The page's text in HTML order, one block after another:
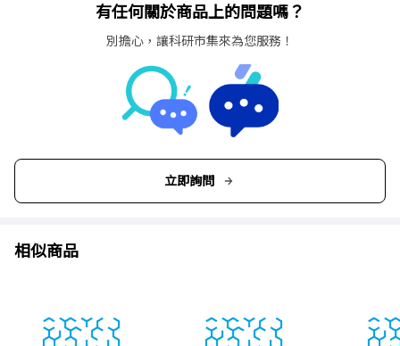
有任何關於商品上的問題嗎？
別擔心，讓科研市集來為您服務！
立即詢問
相似商品